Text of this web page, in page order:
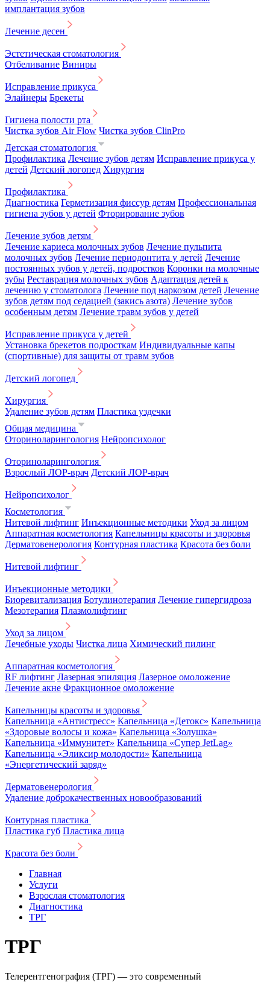
имплантация зубов
Лечение десен
Эстетическая стоматология
Отбеливание Виниры
Исправление прикуса
Элайнеры Брекеты
Гигиена полости рта
Чистка зубов Air Flow Чистка зубов ClinPro
Детская стоматология
Профилактика Лечение зубов детям Исправление прикуса у
детей Детский логопед Хирургия
Профилактика
Диагностика Герметизация фиссур детям Профессиональная
гигиена зубов у детей Фторирование зубов
Лечение зубов детям
Лечение кариеса молочных зубов Лечение пульпита
молочных зубов Лечение периодонтита у детей Лечение
постоянных зубов у детей, подростков Коронки на молочные
зубы Реставрация молочных зубов Адаптация детей к
лечению у стоматолога Лечение под наркозом детей Лечение
зубов детям под седацией (закись азота) Лечение зубов
особенным детям Лечение травм зубов у детей
Исправление прикуса у детей
Установка брекетов подросткам Индивидуальные капы
(спортивные) для защиты от травм зубов
Детский логопед
Хирургия
Удаление зубов детям Пластика уздечки
Общая медицина
Оториноларингология Нейропсихолог
Оториноларингология
Взрослый ЛОР-врач Детский ЛОР-врач
Нейропсихолог
Косметология
Нитевой лифтинг Инъекционные методики Уход за лицом
Аппаратная косметология Капельницы красоты и здоровья
Дерматовенерология Контурная пластика Красота без боли
Нитевой лифтинг
Инъекционные методики
Биоревитализация Ботулинотерапия Лечение гипергидроза
Мезотерапия Плазмолифтинг
Уход за лицом
Лечебные уходы Чистка лица Химический пилинг
Аппаратная косметология
RF лифтинг Лазерная эпиляция Лазерное омоложение
Лечение акне Фракционное омоложение
Капельницы красоты и здоровья
Капельница «Антистресс» Капельница «Детокс» Капельница
«Здоровые волосы и кожа» Капельница «Золушка»
Капельница «Иммунитет» Капельница «Супер JetLag»
Капельница «Эликсир молодости» Капельница
«Энергетический заряд»
Дерматовенерология
Удаление доброкачественных новообразований
Контурная пластика
Пластика губ Пластика лица
Красота без боли
Главная
Услуги
Взрослая стоматология
Диагностика
ТРГ
ТРГ
Телерентгенография (ТРГ) — это современный